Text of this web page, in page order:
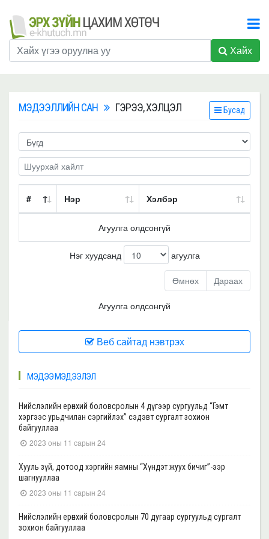
Хайх
МЭДЭЭЛЛИЙН САН ГЭРЭЭ, ХЭЛЦЭЛ Бусад
# Нэр Хэлбэр
Агуулга олдсонгүй
Нэг хуудсанд агуулга
Өмнөх Дараах
Агуулга олдсонгүй
Веб сайтад нэвтрэх
МЭДЭЭ МЭДЭЭЛЭЛ
Нийслэлийн ерөнхий боловсролын 4 дүгээр сургуульд “Гэмт
хэргээс урьдчилан сэргийлэх” сэдэвт сургалт зохион
байгууллаа
2023 оны 11 сарын 24
Хууль зүй, дотоод хэргийн яамны “Хүндэт жуух бичиг”-ээр
шагнууллаа
2023 оны 11 сарын 24
Нийслэлийн ерөнхий боловсролын 70 дугаар сургуульд сургалт
зохион байгууллаа